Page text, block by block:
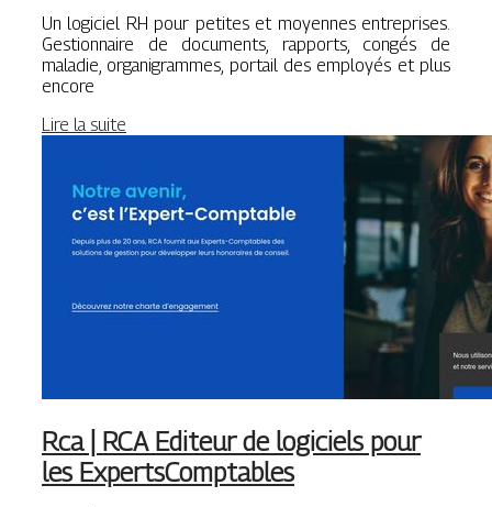
Un logiciel RH pour petites et moyennes entreprises.
Gestionnaire de documents, rapports, congés de
maladie, organigrammes, portail des employés et plus
encore
Lire la suite
Rca | RCA Editeur de logiciels pour
les ExpertsComptables